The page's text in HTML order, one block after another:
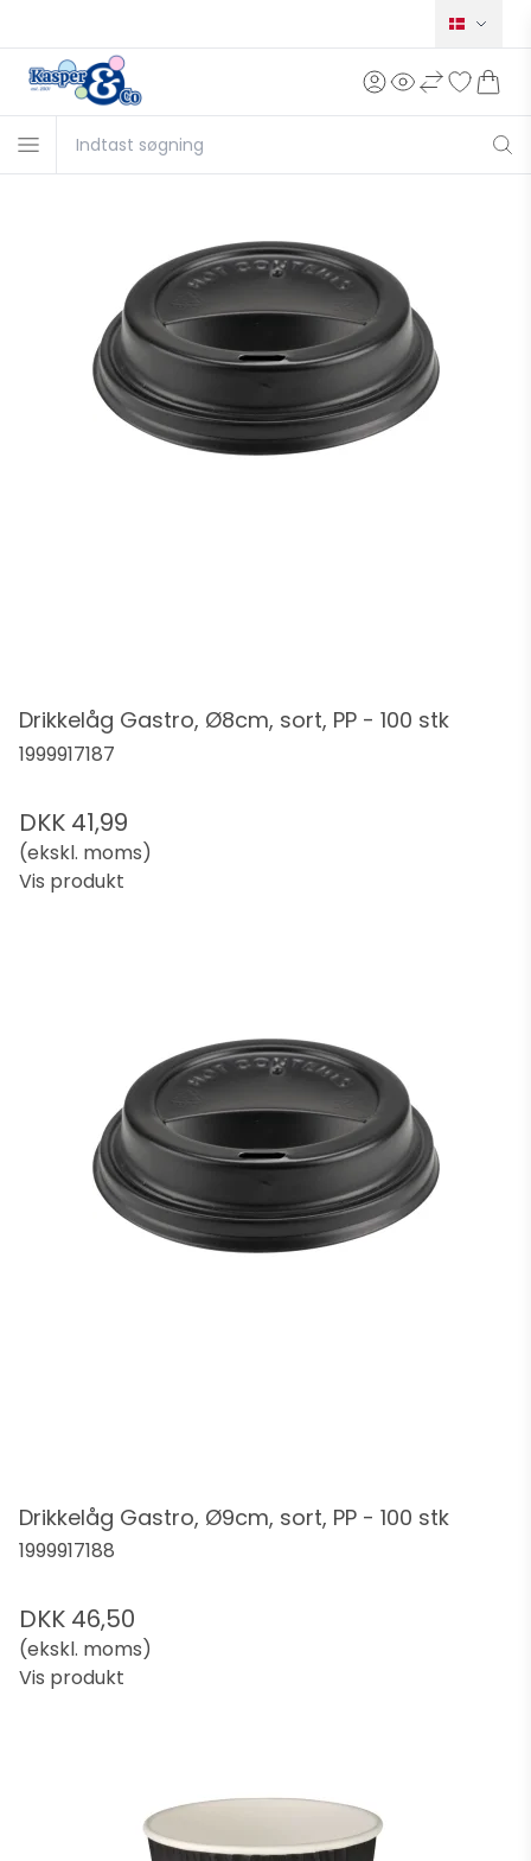
Norsk
Svensk
Deutsch
Drikkelåg Gastro, Ø8cm, sort, PP - 100 stk
1999917187
DKK 41,99
(ekskl. moms)
Vis produkt
Drikkelåg Gastro, Ø9cm, sort, PP - 100 stk
1999917188
DKK 46,50
(ekskl. moms)
Vis produkt